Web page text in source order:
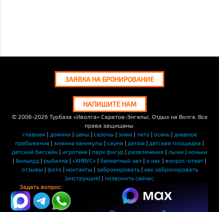
ЗАЯВКА НА БРОНИРОВАНИЕ
НАПИШИТЕ НАМ
© 2006-2026 Турбаза «Иволга» Саратов-Энгельс. Отдых на Волге. Все
права защищены.
главная | домики | цены | сезоны | зима | лето| осень| дневное
пребывание | зимние каникулы | сауна | детям | детская площадка |
детский бассейн | игротека | парк фигур | развлечения | лыжи | коньки
| бильярд | рыбалка | «ХИВУС» | банкетный зал | о нас | вопрос-ответ |
отзывы | фото| контакты | забронировать| как забронировать
(инструкция) | позвонить сейчас
Задать вопрос: